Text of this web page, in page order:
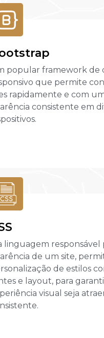
popular framework de
que permite
rapidamente e com
consistente em
linguagem responsável
de um site,
de estilos
e layout, para
visual seja